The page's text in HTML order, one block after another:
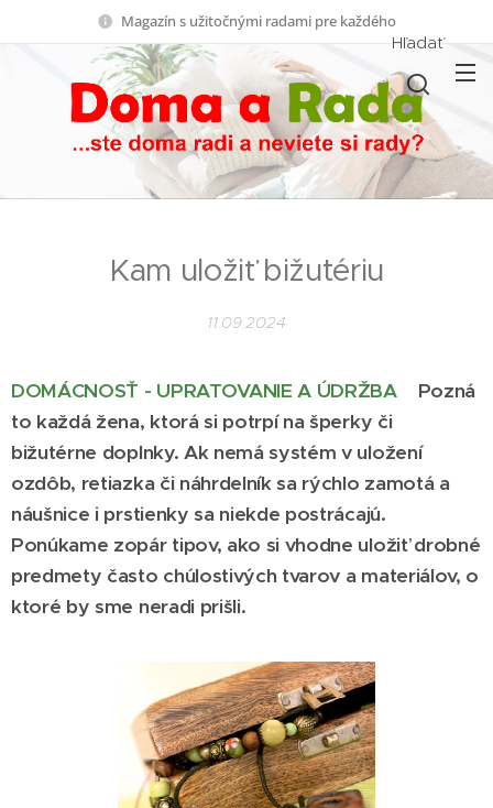
Magazín s užitočnými radami pre každého
Hľadať
Kam uložiť bižutériu
11.09.2024
DOMÁCNOSŤ - UPRATOVANIE A ÚDRŽBA
Pozná
to každá žena, ktorá si potrpí na šperky či
bižutérne doplnky. Ak nemá systém v uložení
ozdôb, retiazka či náhrdelník sa rýchlo zamotá a
náušnice i prstienky sa niekde postrácajú.
Ponúkame zopár tipov, ako si vhodne uložiť drobné
predmety často chúlostivých tvarov a materiálov, o
ktoré by sme neradi prišli.